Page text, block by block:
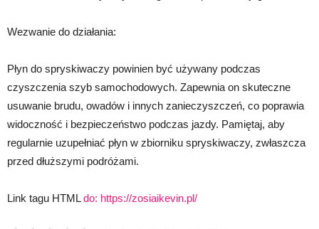
Wezwanie do działania:
Płyn do spryskiwaczy powinien być używany podczas
czyszczenia szyb samochodowych. Zapewnia on skuteczne
usuwanie brudu, owadów i innych zanieczyszczeń, co poprawia
widoczność i bezpieczeństwo podczas jazdy. Pamiętaj, aby
regularnie uzupełniać płyn w zbiorniku spryskiwaczy, zwłaszcza
przed dłuższymi podróżami.
Link tagu HTMLdo: https://zosiaikevin.pl/